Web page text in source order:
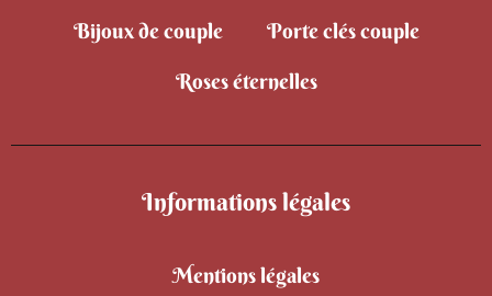
Bijoux de couple
Porte clés couple
Roses éternelles
Informations légales
Mentions légales